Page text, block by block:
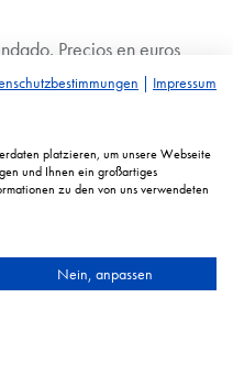
Precios en euros
técnicos.
| Impressum
platzieren, um unsere Webseite
und Ihnen ein großartiges
zu den von uns verwendeten
Nein, anpassen